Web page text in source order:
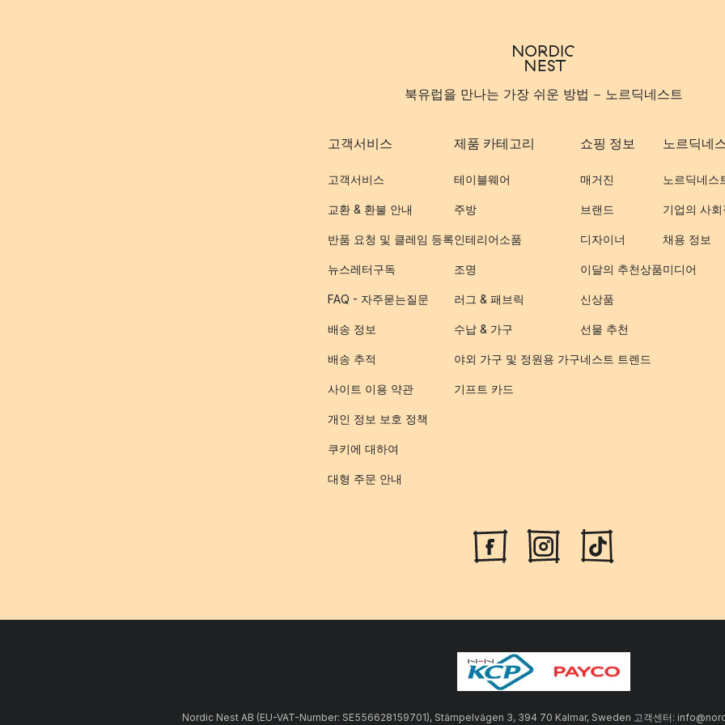
북유럽을 만나는 가장 쉬운 방법 - 노르딕네스트
고객서비스
고객서비스
교환 & 환불 안내
반품 요청 및 클레임 등록
뉴스레터구독
FAQ - 자주묻는질문
배송 정보
배송 추적
사이트 이용 약관
개인 정보 보호 정책
쿠키에 대하여
대형 주문 안내
제품 카테고리
테이블웨어
주방
인테리어소품
조명
러그 & 패브릭
수납 & 가구
야외 가구 및 정원용 가구
기프트 카드
쇼핑 정보
매거진
브랜드
디자이너
이달의 추천상품
신상품
선물 추천
네스트 트렌드
노르딕네
노르딕네스
기업의 사회
채용 정보
미디어
Nordic Nest AB (EU-VAT-Number: SE556628159701), Stämpelvägen 3, 394 70 Kalmar, Sweden 고객센터: